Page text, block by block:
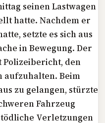
seinen Lastwagen
hatte. Nachdem er
setzte es sich aus
in Bewegung. Der
Polizeibericht, den
aufzuhalten. Beim
zu gelangen, stürzte
Fahrzeug
Verletzungen